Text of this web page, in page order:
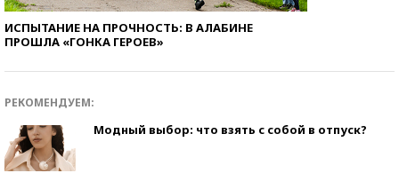
ИСПЫТАНИЕ НА ПРОЧНОСТЬ: В АЛАБИНЕ
ПРОШЛА «ГОНКА ГЕРОЕВ»
РЕКОМЕНДУЕМ:
Модный выбор: что взять с собой в отпуск?